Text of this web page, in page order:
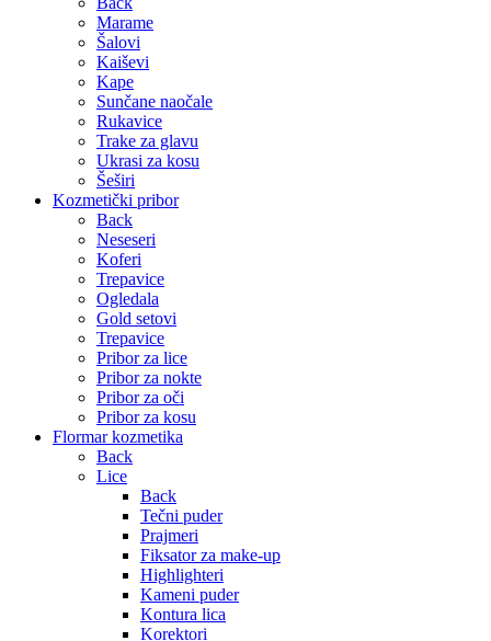
Marame
Šalovi
Kaiševi
Kape
Sunčane naočale
Rukavice
Trake za glavu
Ukrasi za kosu
Šeširi
Kozmetički pribor
Back
Neseseri
Koferi
Trepavice
Ogledala
Gold setovi
Trepavice
Pribor za lice
Pribor za nokte
Pribor za oči
Pribor za kosu
Flormar kozmetika
Back
Lice
Back
Tečni puder
Prajmeri
Fiksator za make-up
Highlighteri
Kameni puder
Kontura lica
Korektori